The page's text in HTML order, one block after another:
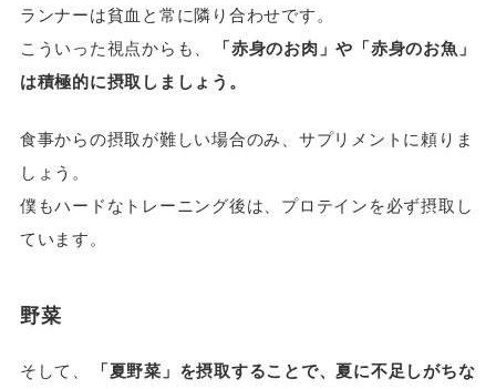
ランナーは貧血と常に隣り合わせです。
こういった視点からも、
「赤身のお肉」や「赤身のお魚」
は積極的に摂取しましょう。
食事からの摂取が難しい場合のみ、サプリメントに頼りま
しょう。
僕もハードなトレーニング後は、プロテインを必ず摂取し
ています。
野菜
そして、
「夏野菜」を摂取することで、夏に不足しがちな